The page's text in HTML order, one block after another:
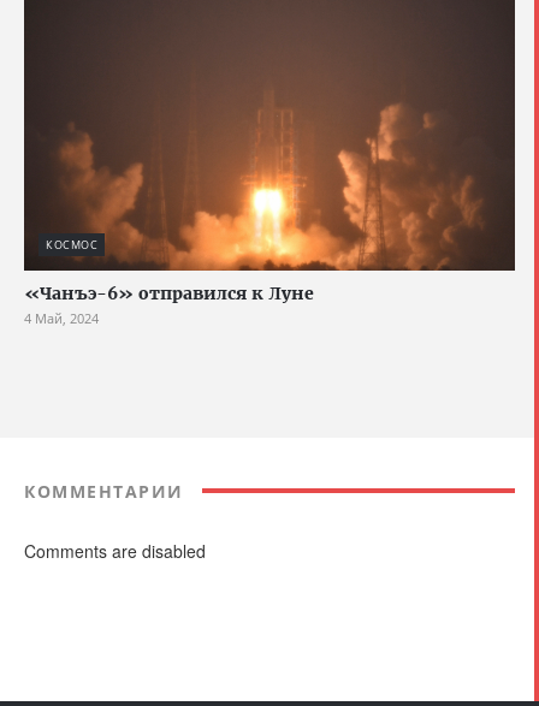
КОСМОС
«Чанъэ-6» отправился к Луне
4 Май, 2024
КОММЕНТАРИИ
Comments are disabled